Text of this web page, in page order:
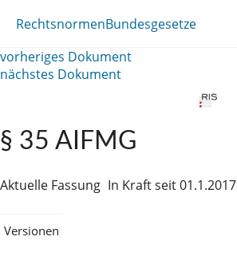
RechtsnormenBundesgesetze
vorheriges Dokument
nächstes Dokument
§ 35 AIFMG
Aktuelle Fassung In Kraft seit 01.1.2017
Versionen